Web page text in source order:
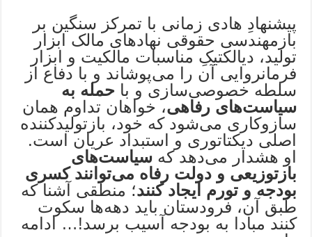
پیشنهادِ هادی زمانی با تمرکز سنگین بر
بازمهندسی حقوقی نهادهای مالک ابزار
تولید، دیالکتیکِ مناسبات مالکیت و ابزار
فرمانروایی آن را می‌پوشاند و با دفاع از
سلطه خصوصی‌سازی و با حمله به
سیاست‌های رفاهی، خواهان تداوم همان
سازوکاری می‌شود که خود، بازتولیدکننده
اصلی دیکتاتوری و استبداد عریان است.
او هشدار می‌دهد کهسیاست‌های
بازتوزیعی و دولت رفاه می‌توانند کسری
بودجه و تورم ایجاد کنند؛ منطقی آشنا که
طبق آن، فرودستان باید دهه‌ها سکوت
کنند مبادا به بودجه آسیب برسد!… ادامه